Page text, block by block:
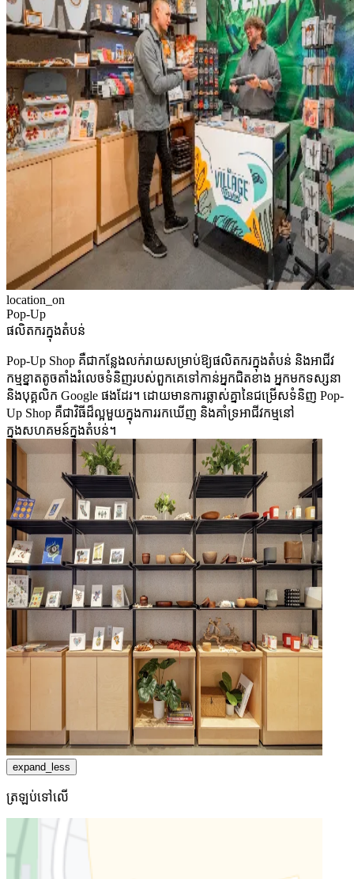
location_on
Pop-Up
ផលិតករក្នុងតំបន់
Pop-Up Shop គឺជាកន្លែងលក់រាយសម្រាប់ឱ្យផលិតករក្នុងតំបន់ និងអាជីវ
កម្មខ្នាតតូចតាំងរំលេចទំនិញរបស់ពួកគេទៅកាន់អ្នកជិតខាង អ្នកមកទស្សនា
និងបុគ្គលិក​ Google ផងដែរ។ ដោយមានការឆ្លាស់គ្នានៃជម្រើសទំនិញ Pop-
Up Shop គឺជាវិធីដ៏ល្អមួយក្នុងការរកឃើញ និងគាំទ្រអាជីវកម្មនៅ
ក្នុងសហគមន៍ក្នុងតំបន់។
expand_less
ត្រឡប់​ទៅ​លើ